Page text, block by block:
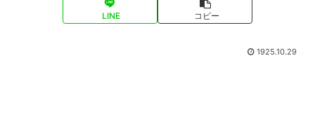
LINE コピー
1925.10.29